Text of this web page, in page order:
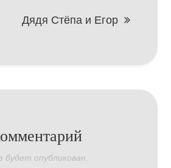
Дядя Стёпа и Егор
будет опубликован.